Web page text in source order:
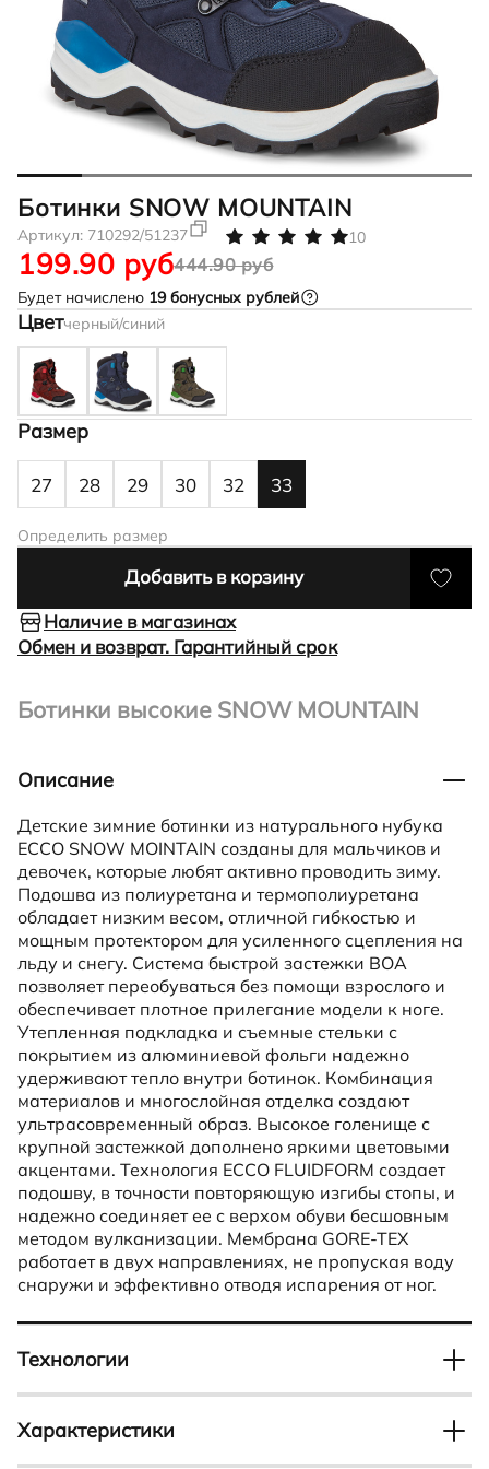
Ботинки SNOW MOUNTAIN
Артикул: 710292/51237 10
444.90 руб
199.90 руб
Будет начислено 19бонусных рублей
Цветчерный/синий
Размер
27 28 29 30 32 33
Определить размер
Добавить в корзину
Наличие в магазинах
Обмен и возврат. Гарантийный срок
Ботинки высокие SNOW MOUNTAIN
Описание
Детские зимние ботинки из натурального нубука
ECCO SNOW MOINTAIN созданы для мальчиков и
девочек, которые любят активно проводить зиму.
Подошва из полиуретана и термополиуретана
обладает низким весом, отличной гибкостью и
мощным протектором для усиленного сцепления на
льду и снегу. Система быстрой застежки BOA
позволяет переобуваться без помощи взрослого и
обеспечивает плотное прилегание модели к ноге.
Утепленная подкладка и съемные стельки с
покрытием из алюминиевой фольги надежно
удерживают тепло внутри ботинок. Комбинация
материалов и многослойная отделка создают
ультрасовременный образ. Высокое голенище с
крупной застежкой дополнено яркими цветовыми
акцентами. Технология ECCO FLUIDFORM создает
подошву, в точности повторяющую изгибы стопы, и
надежно соединяет ее с верхом обуви бесшовным
методом вулканизации. Мембрана GORE-TEX
работает в двух направлениях, не пропуская воду
снаружи и эффективно отводя испарения от ног.
Технологии
FLUIDFORM
Отвечает за прочное и герметичное соединение
верха с подошвой, а также создает удобную
Характеристики